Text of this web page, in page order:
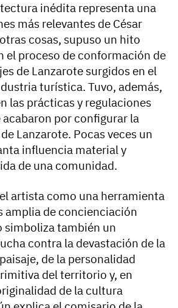
inédita representa una
más relevantes de César
cosas, supuso un hito
el proceso de conformación de
de Lanzarote surgidos en el
turística. Tuvo, además,
las prácticas y regulaciones
por configurar la
Lanzarote. Pocas veces un
influencia material y
de una comunidad.
artista como una herramienta
amplia de concienciación
simboliza también un
contra la devastación de la
de la personalidad
del territorio y, en
de la cultura